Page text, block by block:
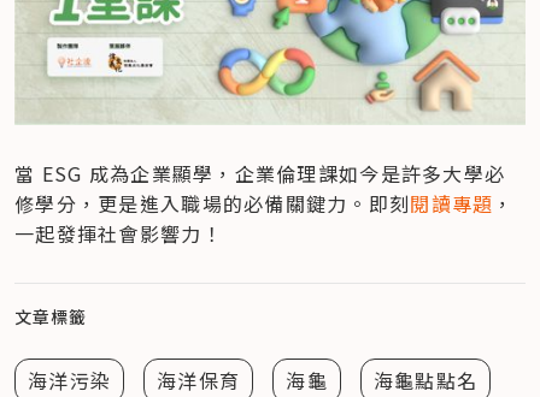
當 ESG 成為企業顯學，企業倫理課如今是許多大學必
修學分，更是進入職場的必備關鍵力。即刻閱讀專題 ，
一起發揮社會影響力！
文章標籤
海洋污染 海洋保育 海龜 海龜點點名